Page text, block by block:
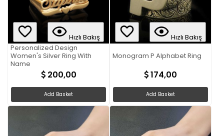
Hızlı Bakış
Personalized Design
Women's Silver Ring With
Name
200,00
Add Basket
Hızlı Bakış
Monogram P Alphabet Ring
174,00
Add Basket